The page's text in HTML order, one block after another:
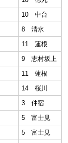
10 中台
8 清水
11 蓮根
9 志村坂上
11 蓮根
14 桜川
3 仲宿
5 富士見
5 富士見